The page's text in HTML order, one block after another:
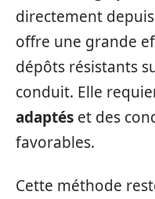
directement
offre une grande
dépôts résistants
conduit. Elle
adaptés et des
favorables.
Cette méthode